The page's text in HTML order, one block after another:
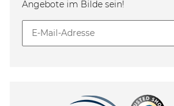
Angebote im Bilde sein!